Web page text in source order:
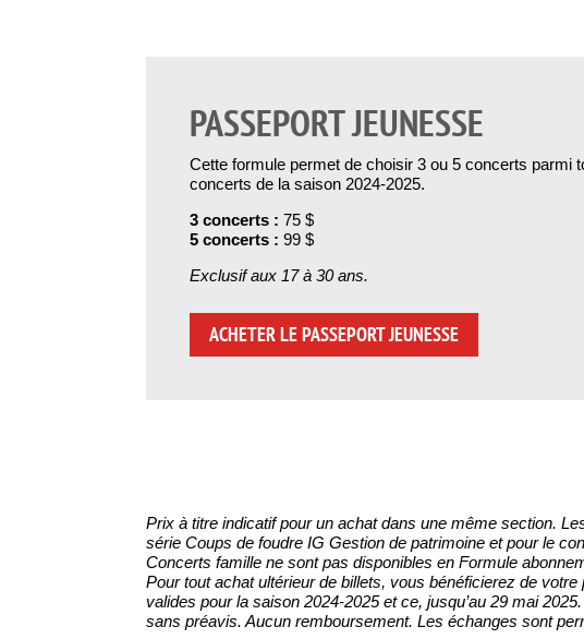
PASSEPORT JEUNESSE
Cette formule permet de choisir 3 ou 5 concerts parmi
concerts de la saison 2024-2025.
3 concerts : 75 $
5 concerts : 99 $
Exclusif aux 17 à 30 ans.
ACHETER LE PASSEPORT JEUNESSE
Prix à titre indicatif pour un achat dans une même section.
série Coups de foudre IG Gestion de patrimoine et pour le
Concerts famille ne sont pas disponibles en Formule
Pour tout achat ultérieur de billets, vous bénéficierez de
valides pour la saison 2024-2025 et ce, jusqu’au 29 mai
sans préavis. Aucun remboursement. Les échanges sont